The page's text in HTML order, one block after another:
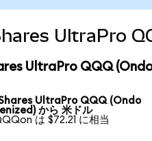
UltraPro
UltraPro QQQ
UltraPro QQQ (Ondo
から 米ドル
は $72.21 に相当